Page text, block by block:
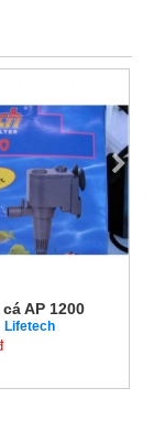
AP 1200
Lifetech